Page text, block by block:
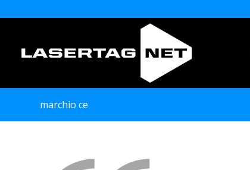
marchio ce